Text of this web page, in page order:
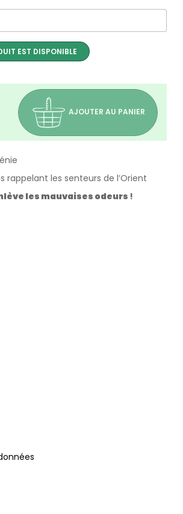
EST DISPONIBLE
AJOUTER AU PANIER
rappelant les senteurs de l’Orient
les mauvaises odeurs !